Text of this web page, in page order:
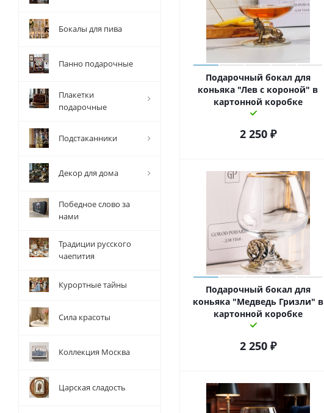
Подарочный бокал для
коньяка "Лев с короной" в
картонной коробке
2 250₽
Подарочный бокал для
коньяка "Медведь Гризли" в
картонной коробке
2 250₽
Бокалы для пива
Панно подарочные
Плакетки
подарочные
Подстаканники
Декор для дома
Победное слово за
нами
Традиции русского
чаепития
Курортные тайны
Сила красоты
Коллекция Москва
Царская сладость